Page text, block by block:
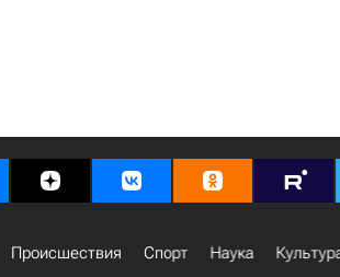
Происшествия Спорт Наука